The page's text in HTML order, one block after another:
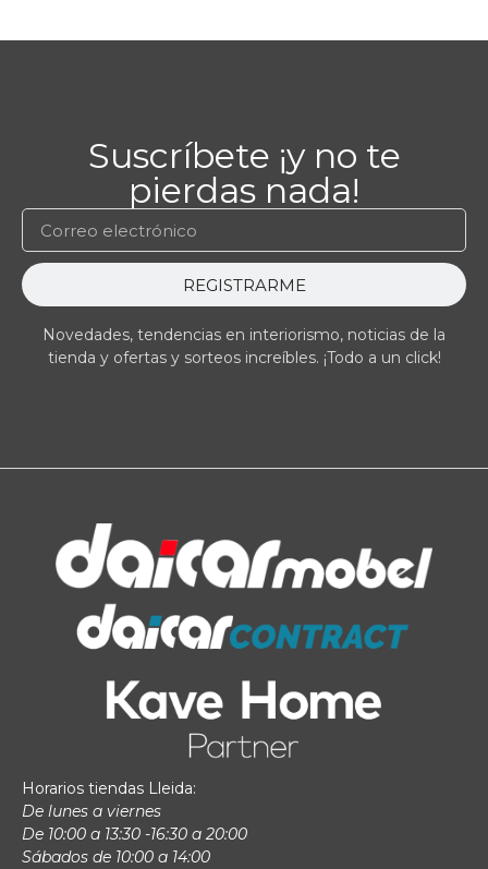
Suscríbete ¡y no te
pierdas nada!
REGISTRARME
Novedades, tendencias en interiorismo, noticias de la
tienda y ofertas y sorteos increíbles. ¡Todo a un click!
Horarios tiendas Lleida:
De lunes a viernes
De 10:00 a 13:30 -16:30 a 20:00
Sábados de 10:00 a 14:00